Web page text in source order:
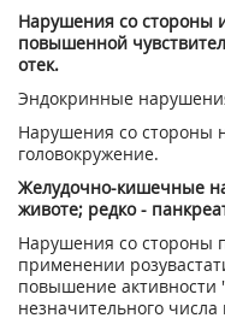
Нарушения со стороны
повышенной
отек.
Эндокринные
Нарушения со стороны
головокружение.
Желудочно-кишечные
животе; редко -
Нарушения со стороны
применении
повышение
незначительного